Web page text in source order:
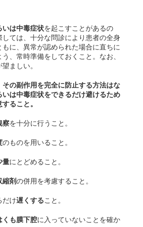
いは中毒症状を起こすことがあるの
しては、十分な問診により患者の全身
に、異常が認められた場合に直ちに
、常時準備をしておくこと。なお、
望ましい。
の副作用を完全に防止する方法はな
いは中毒症状をできるだけ避けるため
ること。
察を十分に行うこと。
のものを用いること。
量にとどめること。
縮剤の併用を考慮すること。
だけ遅くすること。
くも膜下腔に入っていないことを確か